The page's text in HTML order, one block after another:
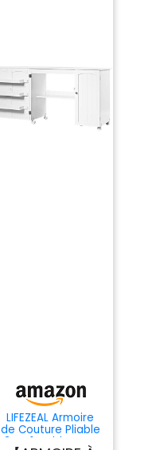
LIFEZEAL Armoire
de Couture Pliable
3 en 1, Table pour